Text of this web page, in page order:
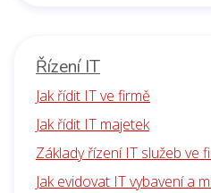
Řízení IT
Jak řídit IT ve firmě
Jak řídit IT majetek
Základy řízení IT služeb ve
Jak evidovat IT vybavení a